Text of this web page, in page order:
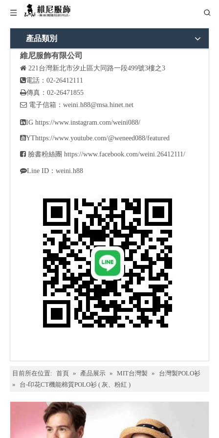
產品類別
維尼服飾有限公司
 221台灣新北市汐止區大同路一段499號3樓之3
電話：02-26412111
傳真：02-26471855
 電子信箱： weini.h88@msa.hinet.net
IG https://www.instagram.com/weini088/
YThttps://www.youtube.com/@weneed088/featured
 臉書粉絲團 https://www.facebook.com/weini.26412111/
Line ID：weini.h88
目前所在位置: 首頁 » 產品展示 » MIT台灣製 »
台灣製POLO衫
»
台-印花CT機能棉質POLO衫 ( 灰、粉紅 )